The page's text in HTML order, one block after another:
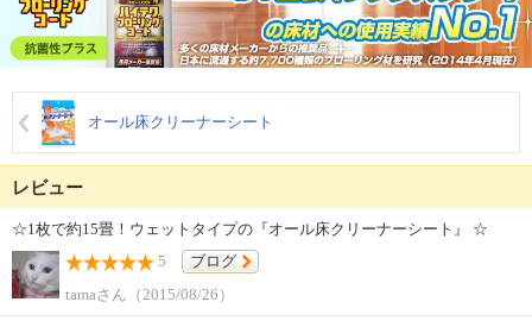
オール床クリーナーシート
レビュー
☆1枚で約15畳！ウェットタイプの『オール床クリーナーシート』 ☆
5
ブログ
tamaさん（2015/08/26）